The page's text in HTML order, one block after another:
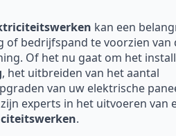
kan een
of bedrijfspand te voorzien van
Of het nu gaat om het
, het uitbreiden van het aantal
van uw elektrische
zijn experts in het uitvoeren van
.